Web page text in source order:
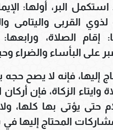
البر، أولها:
لذوي القربى
إقام الصلاة،
على البأساء والضراء
إليها، فإنه لا يصح
وايتاء الزكاة، فإن
حتى يؤتى بها كلها،
المحتاج إليها